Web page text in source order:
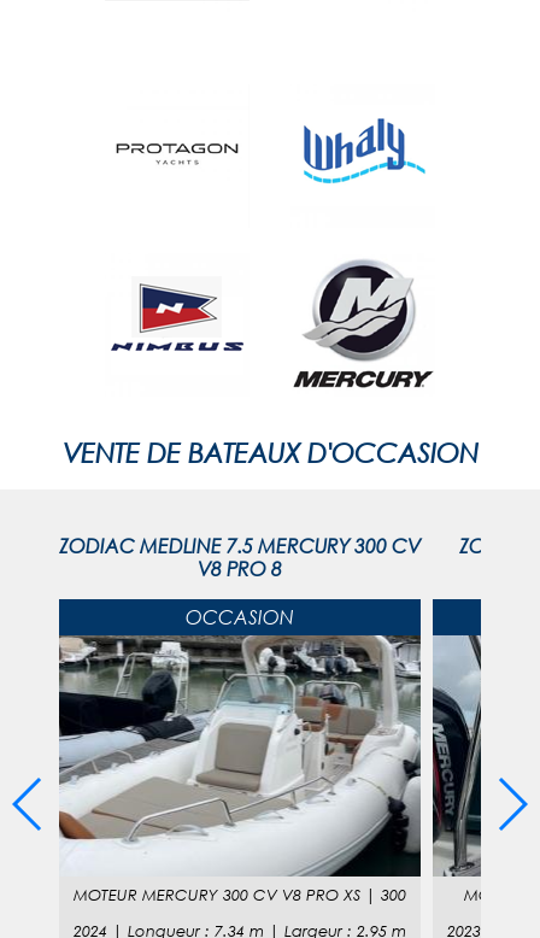
VENTE DE BATEAUX D'OCCASION
ZODIAC MEDLINE 7.5 MERCURY 300 CV
V8 PRO 8
OCCASION
MOTEUR MERCURY 300 CV V8 PRO XS |300
2024 |Longueur :7.34 m |Largeur :2.95 m
ZODIAC
MOTEUR
2023